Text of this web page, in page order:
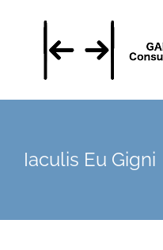
Iaculis Eu Gigni